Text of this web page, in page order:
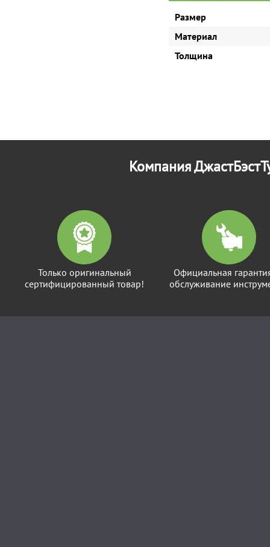
Размер
Материал
Толщина
Компания
Только оригинальный
сертифицированный товар!
Официальная
обслуживание